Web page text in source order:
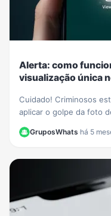
Alerta: como
visualização única
Cuidado! Criminosos
aplicar o golpe da foto
GruposWhats·há 5